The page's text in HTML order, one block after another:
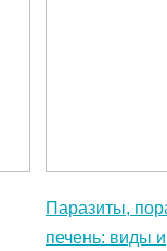
Паразиты,
печень: виды и